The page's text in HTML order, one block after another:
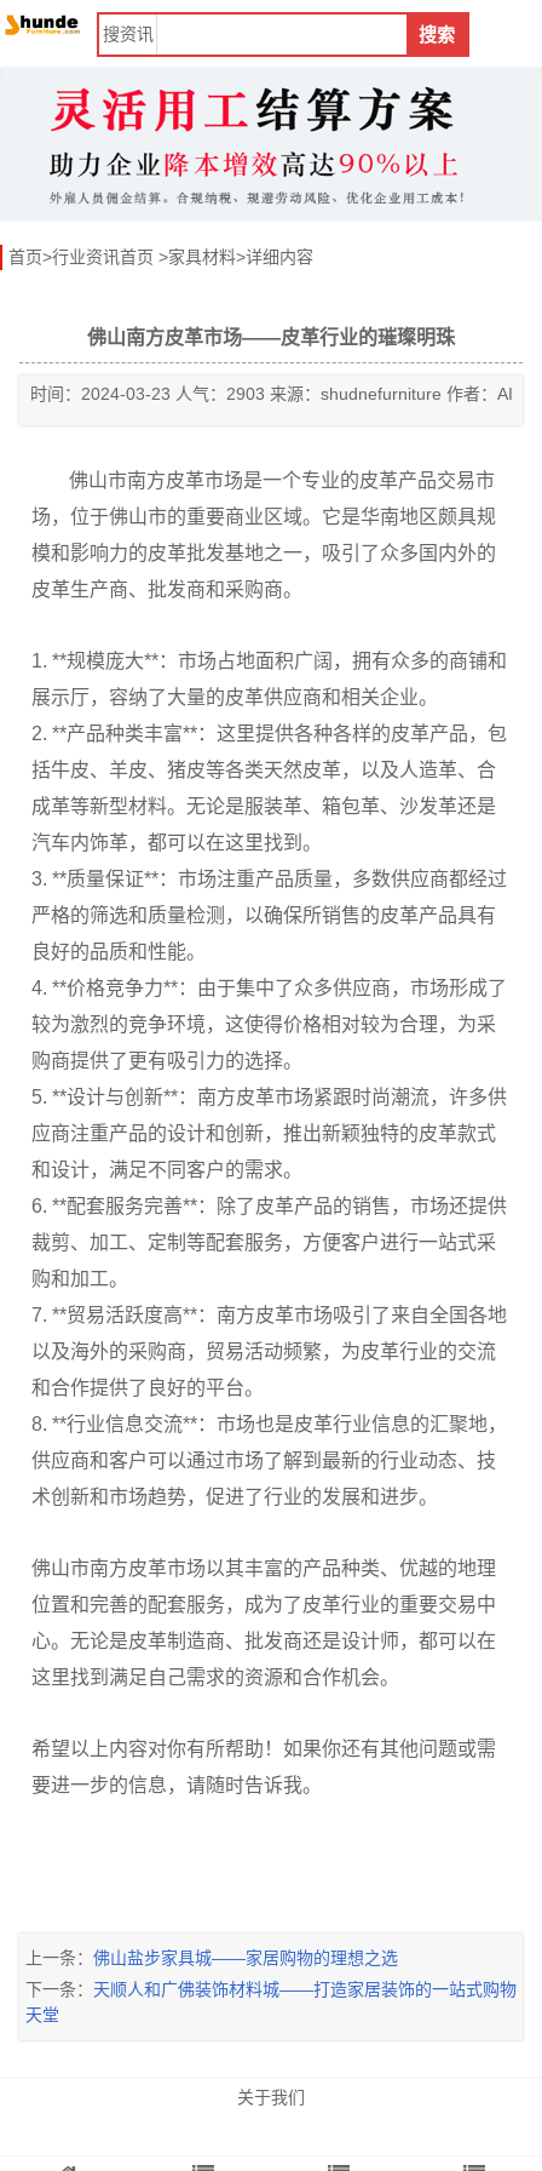
搜资讯 搜索
首页>行业资讯首页 >家具材料>详细内容
佛山南方皮革市场——皮革行业的璀璨明珠
时间：2024-03-23 人气：2903 来源：shudnefurniture 作者：AI
佛山市南方皮革市场是一个专业的皮革产品交易市
场，位于佛山市的重要商业区域。它是华南地区颇具规
模和影响力的皮革批发基地之一，吸引了众多国内外的
皮革生产商、批发商和采购商。
1. **规模庞大**：市场占地面积广阔，拥有众多的商铺和
展示厅，容纳了大量的皮革供应商和相关企业。
2. **产品种类丰富**：这里提供各种各样的皮革产品，包
括牛皮、羊皮、猪皮等各类天然皮革，以及人造革、合
成革等新型材料。无论是服装革、箱包革、沙发革还是
汽车内饰革，都可以在这里找到。
3. **质量保证**：市场注重产品质量，多数供应商都经过
严格的筛选和质量检测，以确保所销售的皮革产品具有
良好的品质和性能。
4. **价格竞争力**：由于集中了众多供应商，市场形成了
较为激烈的竞争环境，这使得价格相对较为合理，为采
购商提供了更有吸引力的选择。
5. **设计与创新**：南方皮革市场紧跟时尚潮流，许多供
应商注重产品的设计和创新，推出新颖独特的皮革款式
和设计，满足不同客户的需求。
6. **配套服务完善**：除了皮革产品的销售，市场还提供
裁剪、加工、定制等配套服务，方便客户进行一站式采
购和加工。
7. **贸易活跃度高**：南方皮革市场吸引了来自全国各地
以及海外的采购商，贸易活动频繁，为皮革行业的交流
和合作提供了良好的平台。
8. **行业信息交流**：市场也是皮革行业信息的汇聚地，
供应商和客户可以通过市场了解到最新的行业动态、技
术创新和市场趋势，促进了行业的发展和进步。
佛山市南方皮革市场以其丰富的产品种类、优越的地理
位置和完善的配套服务，成为了皮革行业的重要交易中
心。无论是皮革制造商、批发商还是设计师，都可以在
这里找到满足自己需求的资源和合作机会。
希望以上内容对你有所帮助！如果你还有其他问题或需
要进一步的信息，请随时告诉我。
上一条： 佛山盐步家具城——家居购物的理想之选
下一条： 天顺人和广佛装饰材料城——打造家居装饰的一站式购物
天堂
关于我们